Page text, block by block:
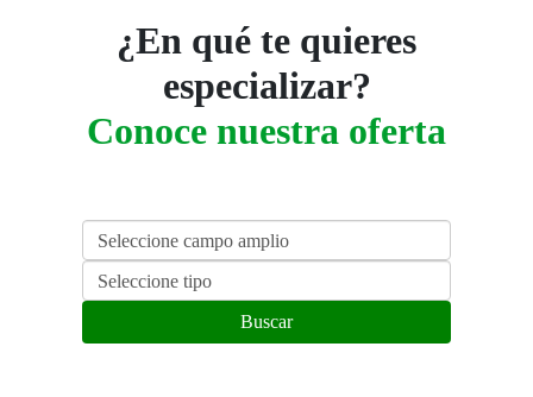
¿En qué te quieres
especializar?
Conoce nuestra oferta